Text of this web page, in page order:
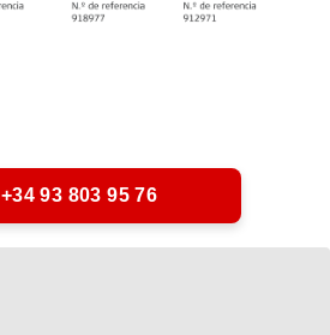
+34 93 803 95 76